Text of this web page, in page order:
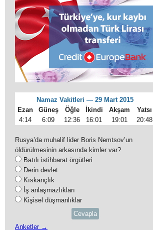
Namaz Vakitleri — 29 Mart 2015
Ezan
Güneş Öğle İkindi Akşam
Yatsı
4:14
6:09 12:36 16:01 19:01 20:48
Rusya’da muhalif lider Boris Nemtsov’un
öldürülmesinin arkasında kimler var?
Batılı istihbarat örgütleri
Derin devlet
Kıskançlık
İş anlaşmazlıkları
Kişisel düşmanlıklar
Cevapla
Anketler →